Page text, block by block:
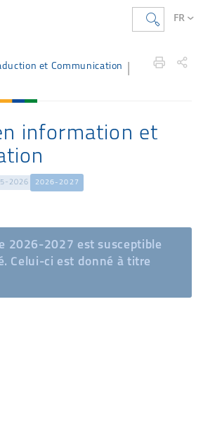
FR
et Communication
information et
2026 2026-2027
2026-2027 est susceptible
Celui-ci est donné à titre